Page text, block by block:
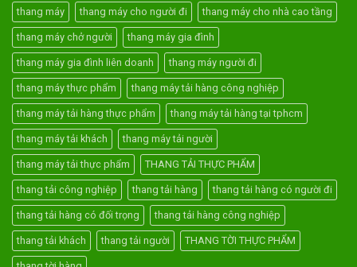
thang máy thang máy cho người đi thang máy cho nhà cao tầng
thang máy chở người thang máy gia đình
thang máy gia đình liên doanh thang máy người đi
thang máy thực phẩm thang máy tải hàng công nghiệp
thang máy tải hàng thực phẩm thang máy tải hàng tại tphcm
thang máy tải khách thang máy tải người
thang máy tải thực phẩm THANG TẢI THỰC PHẨM
thang tải công nghiệp thang tải hàng thang tải hàng có người đi
thang tải hàng có đối trọng thang tải hàng công nghiệp
thang tải khách thang tải người THANG TỜI THỰC PHẨM